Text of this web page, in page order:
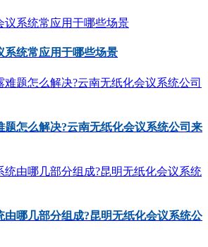
系统常应用于哪些场景
题怎么解决?云南无纸化会议系统公司来
由哪几部分组成?昆明无纸化会议系统公